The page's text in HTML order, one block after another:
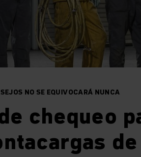
NO SE EQUIVOCARÁ NUNCA
chequeo